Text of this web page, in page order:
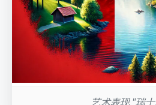
艺术表现 "瑞